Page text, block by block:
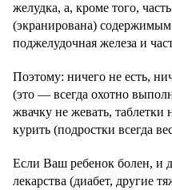
желудка, а, кроме того,
(экранирована)
поджелудочная железа и
Поэтому: ничего не есть,
(это — всегда охотно
жвачку не жевать,
курить (подростки всегда
Если Ваш ребенок болен, и
лекарства (диабет, другие